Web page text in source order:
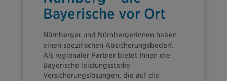
Bayerische vor Ort
Nürnberger und Nürnbergerinnen haben
einen spezifischen Absicherungsbedarf.
Als regionaler Partner bietet Ihnen die
Bayerische leistungsstarke
Versicherungslösungen, die auf die